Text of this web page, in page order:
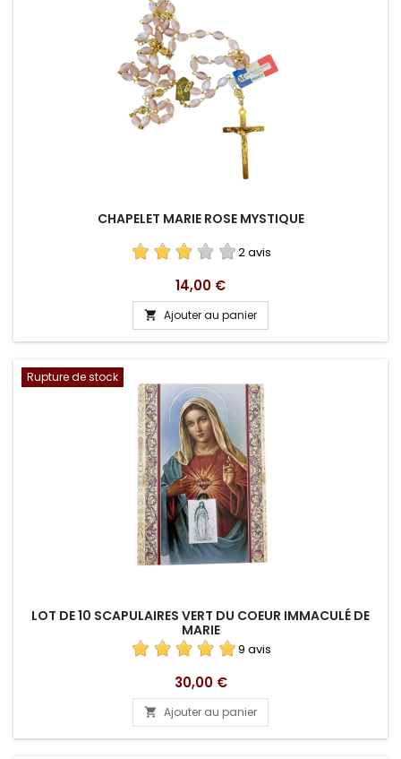
CHAPELET MARIE ROSE MYSTIQUE
2 avis
Prix
14,00 €
 Ajouter au panier
Rupture de stock
LOT DE 10 SCAPULAIRES VERT DU COEUR IMMACULÉ DE
MARIE
9 avis
Prix
30,00 €
 Ajouter au panier